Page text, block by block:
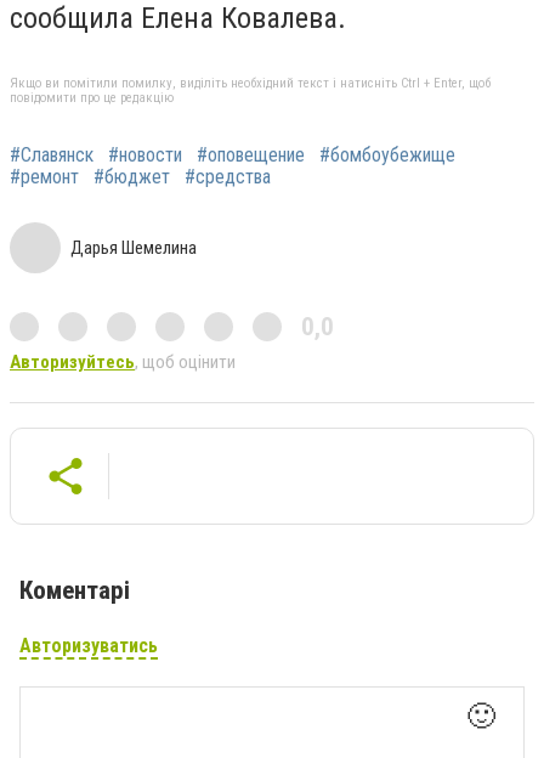
сообщила Елена Ковалева.
Якщо ви помітили помилку, виділіть необхідний текст і натисніть Ctrl + Enter, щоб
повідомити про це редакцію
#Славянск #новости #оповещение
#бомбоубежище
#ремонт
#бюджет #средства
Дарья Шемелина
0,0
Авторизуйтесь, щоб оцінити
Коментарі
Авторизуватись
🙂